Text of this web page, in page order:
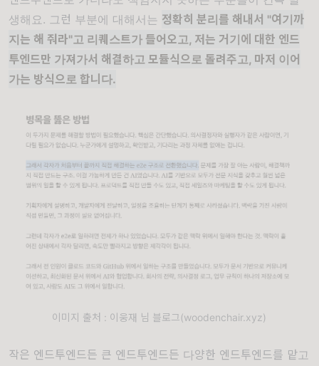
생해요. 그런 부분에 대해서는 정확히 분리를 해내서 "여기까
지는 해 줘라"고 리퀘스트가 들어오고, 저는 거기에 대한 엔드
투엔드만 가져가서 해결하고 모듈식으로 돌려주고, 마저 이어
가는 방식으로 합니다.
이미지 출처 : 이웅재 님 블로그(woodenchair.xyz)
작은 엔드투엔드든 큰 엔드투엔드든 다양한 엔드투엔드를 맡고